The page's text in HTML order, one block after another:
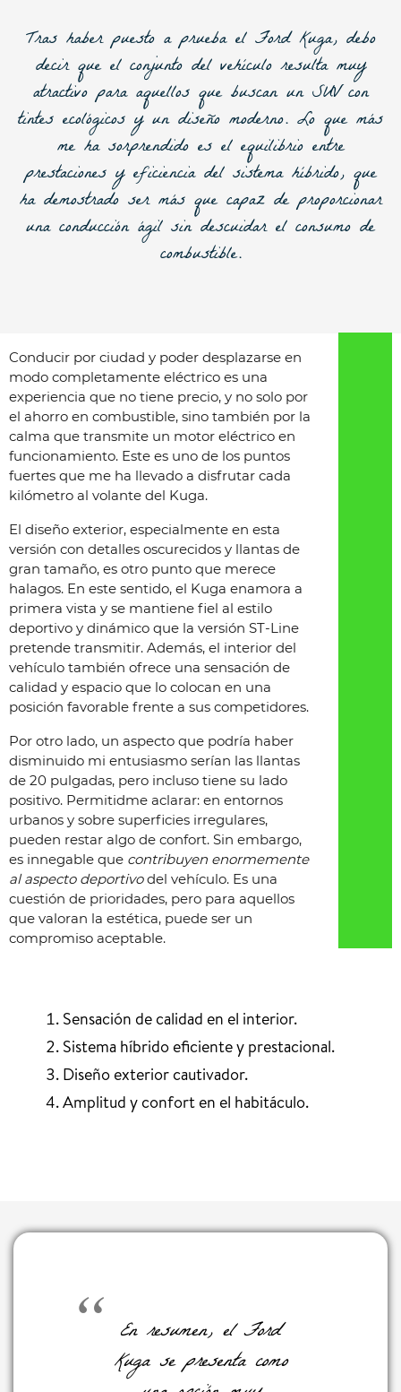
Tras haber puesto a prueba el Ford Kuga, debo
decir que el conjunto del vehículo resulta muy
atractivo para aquellos que buscan un SUV con
tintes ecológicos y un diseño moderno. Lo que más
me ha sorprendido es el equilibrio entre
prestaciones y eficiencia del sistema híbrido, que
ha demostrado ser más que capaz de proporcionar
una conducción ágil sin descuidar el consumo de
combustible.
Conducir por ciudad y poder desplazarse en
modo completamente eléctrico es una
experiencia que no tiene precio, y no solo por
el ahorro en combustible, sino también por la
calma que transmite un motor eléctrico en
funcionamiento. Este es uno de los puntos
fuertes que me ha llevado a disfrutar cada
kilómetro al volante del Kuga.
El diseño exterior, especialmente en esta
versión con detalles oscurecidos y llantas de
gran tamaño, es otro punto que merece
halagos. En este sentido, el Kuga enamora a
primera vista y se mantiene fiel al estilo
deportivo y dinámico que la versión ST-Line
pretende transmitir. Además, el interior del
vehículo también ofrece una sensación de
calidad y espacio que lo colocan en una
posición favorable frente a sus competidores.
Por otro lado, un aspecto que podría haber
disminuido mi entusiasmo serían las llantas
de 20 pulgadas, pero incluso tiene su lado
positivo. Permitidme aclarar: en entornos
urbanos y sobre superficies irregulares,
pueden restar algo de confort. Sin embargo,
es innegable que contribuyen enormemente
al aspecto deportivodel vehículo. Es una
cuestión de prioridades, pero para aquellos
que valoran la estética, puede ser un
compromiso aceptable.
Sensación de calidad en el interior.
Sistema híbrido eficiente y prestacional.
Diseño exterior cautivador.
Amplitud y confort en el habitáculo.
En resumen, el Ford
Kuga se presenta como